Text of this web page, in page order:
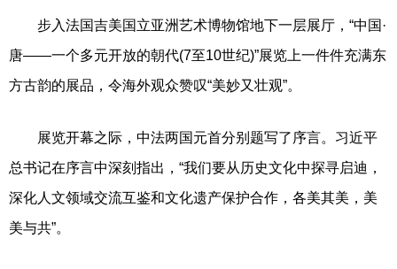
步入法国吉美国立亚洲艺术博物馆地下一层展厅，“中国·
唐——一个多元开放的朝代(7至10世纪)”展览上一件件充满东
方古韵的展品，令海外观众赞叹“美妙又壮观”。
展览开幕之际，中法两国元首分别题写了序言。习近平
总书记在序言中深刻指出，“我们要从历史文化中探寻启迪，
深化人文领域交流互鉴和文化遗产保护合作，各美其美，美
美与共”。